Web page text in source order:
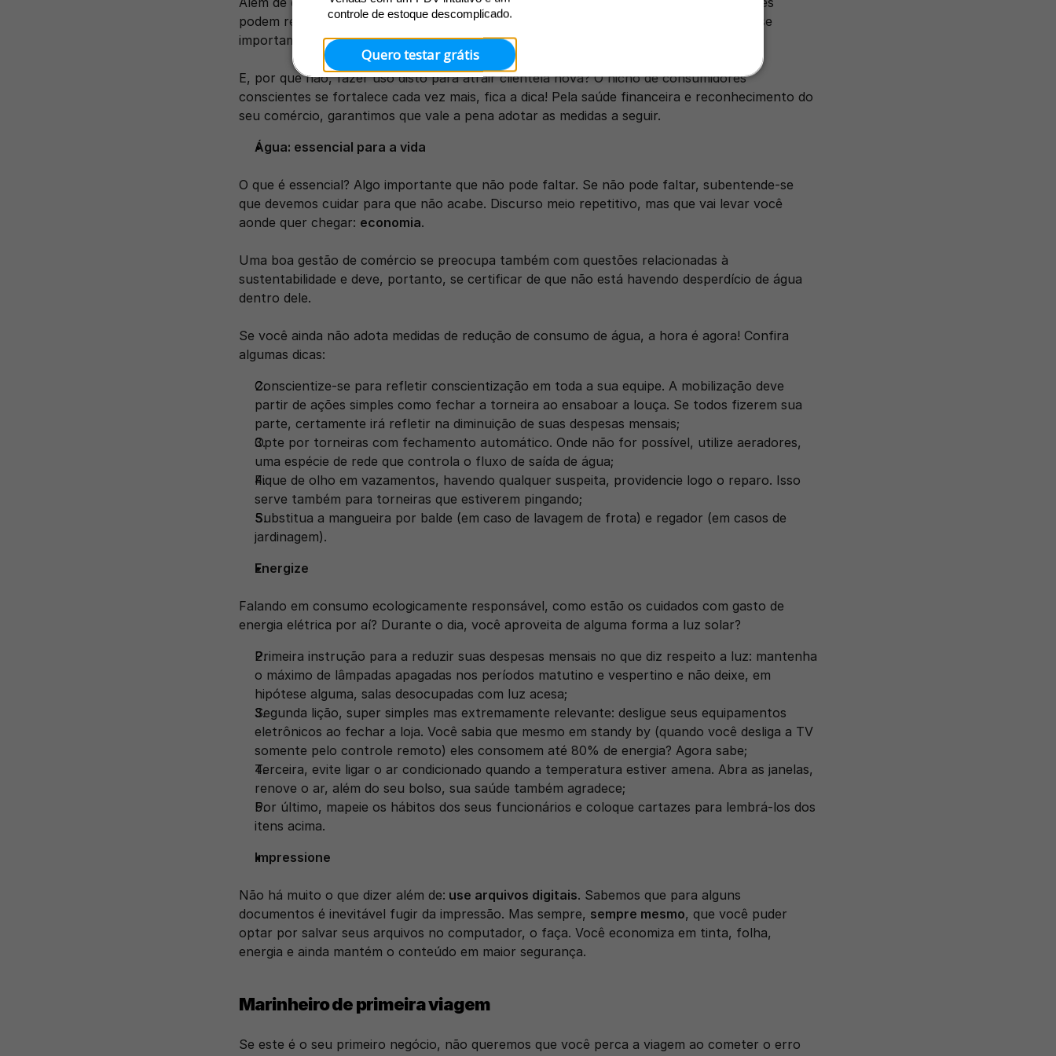
controle de estoque descomplicado.
Quero testar grátis
podem reverter selos verdes e acabar cativando ainda mais àqueles seus clientes que se
importam com o futuro do planeta.
E, por que não, fazer uso disto para atrair clientela nova? O nicho de consumidores
conscientes se fortalece cada vez mais, fica a dica! Pela saúde financeira e reconhecimento do
seu comércio, garantimos que vale a pena adotar as medidas a seguir.
Água: essencial para a vida
O que é essencial? Algo importante que não pode faltar. Se não pode faltar, subentende-se
que devemos cuidar para que não acabe. Discurso meio repetitivo, mas que vai levar você
aonde quer chegar: economia.
Uma boa gestão de comércio se preocupa também com questões relacionadas à
sustentabilidade e deve, portanto, se certificar de que não está havendo desperdício de água
dentro dele.
Se você ainda não adota medidas de redução de consumo de água, a hora é agora! Confira
algumas dicas:
Conscientize-se para refletir conscientização em toda a sua equipe. A mobilização deve
partir de ações simples como fechar a torneira ao ensaboar a louça. Se todos fizerem sua
parte, certamente irá refletir na diminuição de suas despesas mensais;
Opte por torneiras com fechamento automático. Onde não for possível, utilize aeradores,
uma espécie de rede que controla o fluxo de saída de água;
Fique de olho em vazamentos, havendo qualquer suspeita, providencie logo o reparo. Isso
serve também para torneiras que estiverem pingando;
Substitua a mangueira por balde (em caso de lavagem de frota) e regador (em casos de
jardinagem).
Energize
Falando em consumo ecologicamente responsável, como estão os cuidados com gasto de
energia elétrica por aí? Durante o dia, você aproveita de alguma forma a luz solar?
Primeira instrução para a reduzir suas despesas mensais no que diz respeito a luz: mantenha
o máximo de lâmpadas apagadas nos períodos matutino e vespertino e não deixe, em
hipótese alguma, salas desocupadas com luz acesa;
Segunda lição, super simples mas extremamente relevante: desligue seus equipamentos
eletrônicos ao fechar a loja. Você sabia que mesmo em standy by (quando você desliga a TV
somente pelo controle remoto) eles consomem até 80% de energia? Agora sabe;
Terceira, evite ligar o ar condicionado quando a temperatura estiver amena. Abra as janelas,
renove o ar, além do seu bolso, sua saúde também agradece;
Por último, mapeie os hábitos dos seus funcionários e coloque cartazes para lembrá-los dos
itens acima.
Impressione
Não há muito o que dizer além de: use arquivos digitais. Sabemos que para alguns
documentos é inevitável fugir da impressão. Mas sempre, sempre mesmo, que você puder
optar por salvar seus arquivos no computador, o faça. Você economiza em tinta, folha,
energia e ainda mantém o conteúdo em maior segurança.
Marinheiro de primeira viagem
Se este é o seu primeiro negócio, não queremos que você perca a viagem ao cometer o erro